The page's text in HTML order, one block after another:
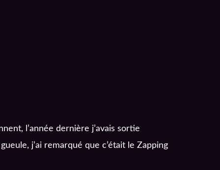
l’année dernière j’avais sortie
j’ai remarqué que c’était le Zapping